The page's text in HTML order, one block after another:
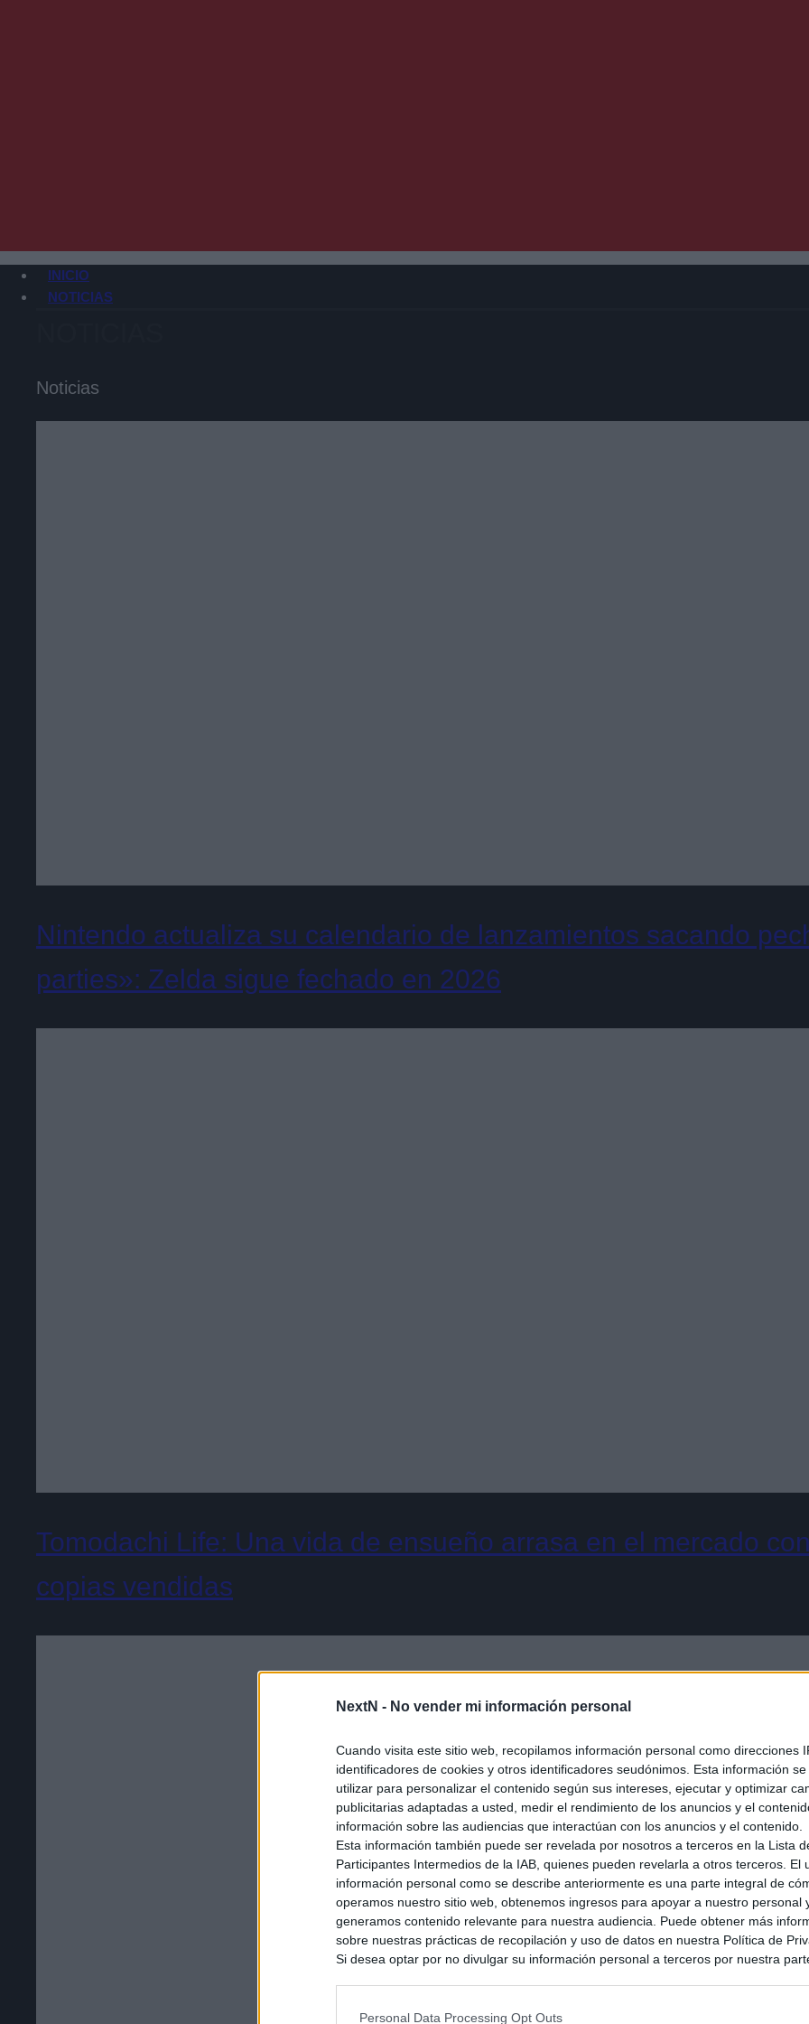
NextN - No vender mi información personal
Cuando visita este sitio web, recopilamos información personal como direcciones
identificadores de cookies y otros identificadores seudónimos. Esta información
utilizar para personalizar el contenido según sus intereses, ejecutar y optimizar
publicitarias adaptadas a usted, medir el rendimiento de los anuncios y el
información sobre las audiencias que interactúan con los anuncios y el contenido.
Esta información también puede ser revelada por nosotros a terceros en la Lista
Participantes Intermedios de la IAB, quienes pueden revelarla a otros terceros. El
información personal como se describe anteriormente es una parte integral de
operamos nuestro sitio web, obtenemos ingresos para apoyar a nuestro personal
generamos contenido relevante para nuestra audiencia. Puede obtener más
sobre nuestras prácticas de recopilación y uso de datos en nuestra Política de
Si desea optar por no divulgar su información personal a terceros por nuestra
intereses basados en la información personal utilizada por nosotros o en
Personal Data Processing Opt Outs
INICIO
NOTICIAS
Noticias
Nintendo actualiza su calendario de lanzamientos sacando
parties»: Zelda sigue fechado en 2026
Tomodachi Life: Una vida de ensueño arrasa en el mercado
copias vendidas